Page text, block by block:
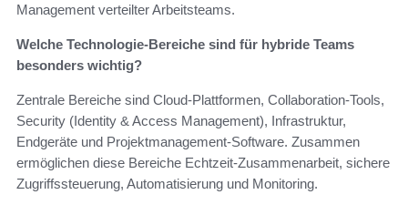
Management verteilter Arbeitsteams.
Welche Technologie-Bereiche sind für hybride Teams
besonders wichtig?
Zentrale Bereiche sind Cloud-Plattformen, Collaboration-Tools,
Security (Identity & Access Management), Infrastruktur,
Endgeräte und Projektmanagement-Software. Zusammen
ermöglichen diese Bereiche Echtzeit-Zusammenarbeit, sichere
Zugriffssteuerung, Automatisierung und Monitoring.